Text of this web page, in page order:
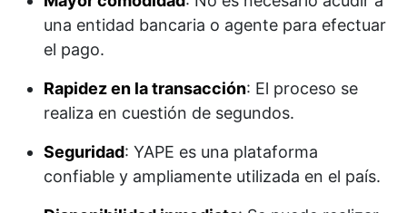
una entidad bancaria o agente para efectuar
el pago.
Rapidez en la transacción: El proceso se
realiza en cuestión de segundos.
Seguridad: YAPE es una plataforma
confiable y ampliamente utilizada en el país.